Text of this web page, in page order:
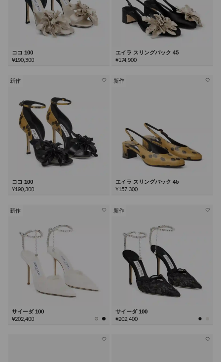
ココ 100
¥190,300
エイラ スリングバック 45
¥174,900
新作
ココ 100
¥190,300
新作
エイラ スリングバック 45
¥157,300
新作
サイーダ 100
¥202,400
新作
サイーダ 100
¥202,400